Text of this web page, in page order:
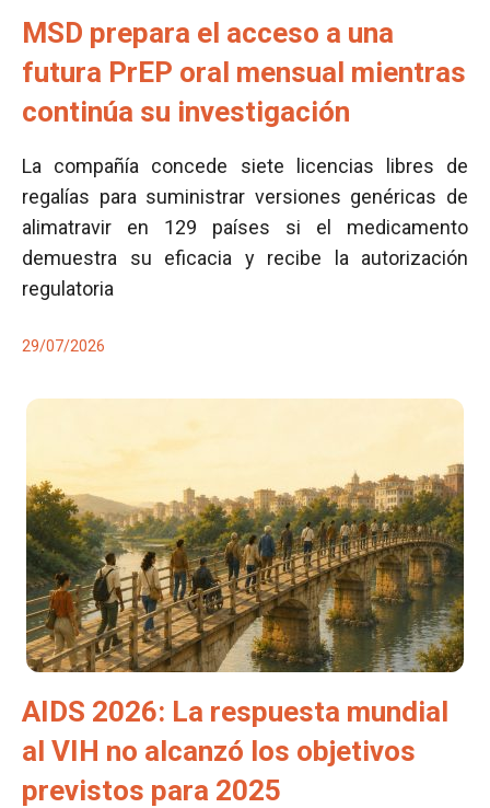
MSD prepara el acceso a una
futura PrEP oral mensual mientras
continúa su investigación
La compañía concede siete licencias libres de
regalías para suministrar versiones genéricas de
alimatravir en 129 países si el medicamento
demuestra su eficacia y recibe la autorización
regulatoria
29/07/2026
AIDS 2026: La respuesta mundial
al VIH no alcanzó los objetivos
previstos para 2025